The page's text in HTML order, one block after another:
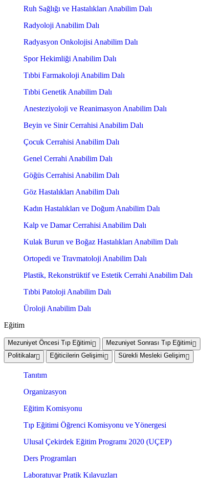
Ruh Sağlığı ve Hastalıkları Anabilim Dalı
Radyoloji Anabilim Dalı
Radyasyon Onkolojisi Anabilim Dalı
Spor Hekimliği Anabilim Dalı
Tıbbi Farmakoloji Anabilim Dalı
Tıbbi Genetik Anabilim Dalı
Anesteziyoloji ve Reanimasyon Anabilim Dalı
Beyin ve Sinir Cerrahisi Anabilim Dalı
Çocuk Cerrahisi Anabilim Dalı
Genel Cerrahi Anabilim Dalı
Göğüs Cerrahisi Anabilim Dalı
Göz Hastalıkları Anabilim Dalı
Kadın Hastalıkları ve Doğum Anabilim Dalı
Kalp ve Damar Cerrahisi Anabilim Dalı
Kulak Burun ve Boğaz Hastalıkları Anabilim Dalı
Ortopedi ve Travmatoloji Anabilim Dalı
Plastik, Rekonstrüktif ve Estetik Cerrahi Anabilim Dalı
Tıbbi Patoloji Anabilim Dalı
Üroloji Anabilim Dalı
Eğitim
Mezuniyet Öncesi Tıp Eğitimi
Mezuniyet Sonrası Tıp Eğitimi
Politikalar
Eğiticilerin Gelişimi Sürekli Mesleki Gelişim
Tanıtım
Organizasyon
Eğitim Komisyonu
Tıp Eğitimi Öğrenci Komisyonu ve Yönergesi
Ulusal Çekirdek Eğitim Programı 2020 (UÇEP)
Ders Programları
Laboratuvar Pratik Kılavuzları